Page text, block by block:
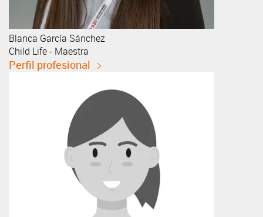
Blanca García Sánchez
Child Life - Maestra
Perfil profesional